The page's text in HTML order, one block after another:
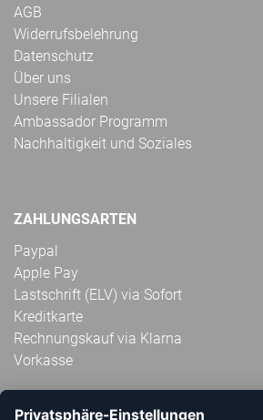
AGB
Widerrufsbelehrung
Datenschutz
Über uns
Unsere Filialen
Ambassador Programm
Nachhaltigkeit und Soziales
ZAHLUNGSARTEN
Paypal
Apple Pay
Lastschrift (ELV) via Sofort
Kreditkarte
Rechnungskauf via Klarna
Vorkasse